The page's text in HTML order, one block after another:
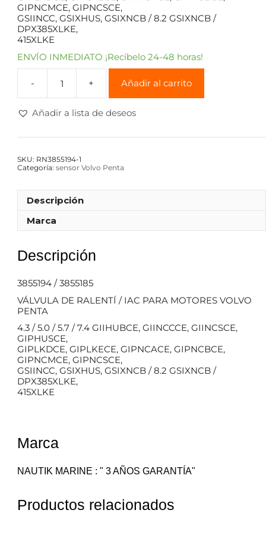
GIPNCMCE, GIPNCSCE,
GSIINCC, GSIXHUS, GSIXNCB / 8.2 GSIXNCB /
DPX385XLKE,
415XLKE
ENVÍO INMEDIATO ¡Recíbelo 24-48 horas!
Añadir al carrito
Añadir a lista de deseos
SKU: RN3855194-1
Categoría: sensor Volvo Penta
Descripción
Marca
Descripción
3855194 / 3855185
VÁLVULA DE RALENTÍ / IAC PARA MOTORES VOLVO
PENTA
4.3 / 5.0 / 5.7 / 7.4 GIIHUBCE, GIINCCCE, GIINCSCE,
GIPHUSCE,
GIPLKDCE, GIPLKECE, GIPNCACE, GIPNCBCE,
GIPNCMCE, GIPNCSCE,
GSIINCC, GSIXHUS, GSIXNCB / 8.2 GSIXNCB /
DPX385XLKE,
415XLKE
Marca
NAUTIK MARINE : " 3 AÑOS GARANTÍA"
Productos relacionados